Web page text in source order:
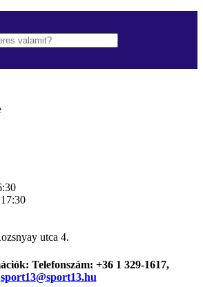
utca 4.
Telefonszám: +36 1 329-1617,
sport13@sport13.hu